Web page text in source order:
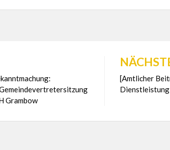
Grambow
[Amtlicher
Dienstleistung